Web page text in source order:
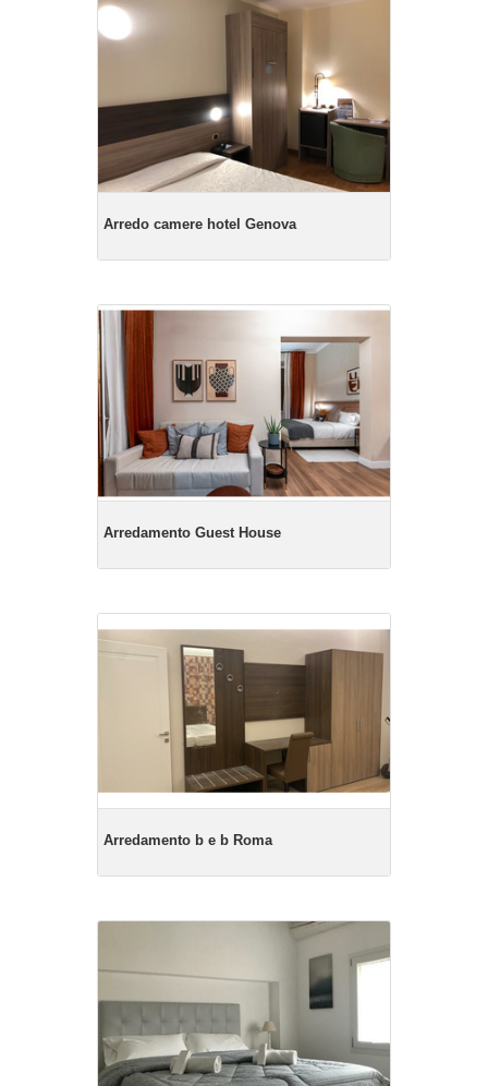
Arredo camere hotel Genova
Arredamento Guest House
Arredamento b e b Roma